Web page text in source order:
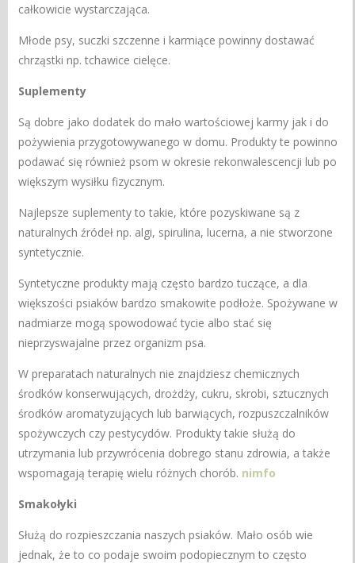
całkowicie wystarczająca.
Młode psy, suczki szczenne i karmiące powinny dostawać
chrząstki np. tchawice cielęce.
Suplementy
Są dobre jako dodatek do mało wartościowej karmy jak i do
pożywienia przygotowywanego w domu. Produkty te powinno
podawać się również psom w okresie rekonwalescencji lub po
większym wysiłku fizycznym.
Najlepsze suplementy to takie, które pozyskiwane są z
naturalnych źródeł np. algi, spirulina, lucerna, a nie stworzone
syntetycznie.
Syntetyczne produkty mają często bardzo tuczące, a dla
większości psiaków bardzo smakowite podłoże. Spożywane w
nadmiarze mogą spowodować tycie albo stać się
nieprzyswajalne przez organizm psa.
W preparatach naturalnych nie znajdziesz chemicznych
środków konserwujących, drożdży, cukru, skrobi, sztucznych
środków aromatyzujących lub barwiących, rozpuszczalników
spożywczych czy pestycydów. Produkty takie służą do
utrzymania lub przywrócenia dobrego stanu zdrowia, a także
wspomagają terapię wielu różnych chorób. nimfo
Smakołyki
Służą do rozpieszczania naszych psiaków. Mało osób wie
jednak, że to co podaje swoim podopiecznym to często